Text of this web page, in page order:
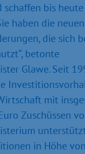
schaffen bis
haben die
die sich
betonte
Glawe. Seit
mit
Zuschüssen
in Höhe